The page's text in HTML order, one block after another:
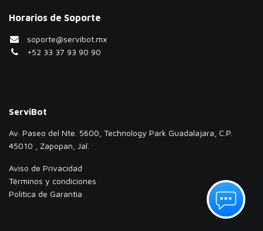
Horarios de Soporte
soporte@servibot.mx
+52 33 37 93 90 90
ServiBot
Av. Paseo del Nte. 5600, Technology Park Guadalajara, C.P.
45010 , Zapopan, Jal.
Aviso de Privacidad
Términos y condiciones
Política de Garantía